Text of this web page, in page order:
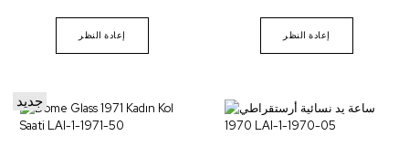
إعادة النظر إعادة النظر
جديد